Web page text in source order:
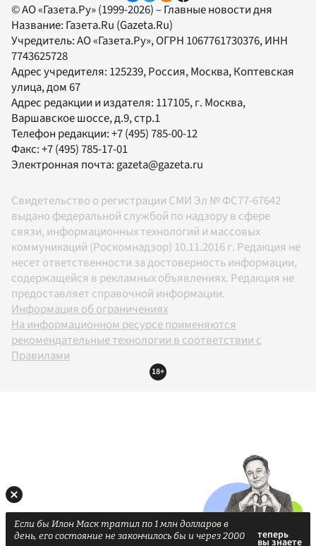
© АО «Газета.Ру» (1999-2026) – Главные новости дня
Название: Газета.Ru (Gazeta.Ru)
Учредитель:АО «Газета.Ру», ОГРН 1067761730376, ИНН
7743625728
Адрес учредителя: 125239, Россия, Москва, Коптевская
улица, дом 67
Адрес редакции и издателя: 117105, г. Москва,
Варшавское шоссе, д.9, стр.1
Телефон редакции:+7 (495) 785-00-12
Факс:+7 (495) 785-17-01
Электронная почта:gazeta@gazeta.ru
Свидетельство о регистрации СМИ Эл № ФС77-67642
выдано федеральной службой по надзору в сфере
связи, информационных технологий и массовых
коммуникаций (Роскомнадзор) 10.11.2016 г. Редакция не
несет ответственности за достоверность информации,
содержащейся в рекламных объявлениях. Редакция не
предоставляет справочной информации.
Информация об ограничениях
На информационном ресурсе применяются
рекомендательные технологии в соответствии с
Правилами
18+
Если бы Илон Маск тратил по 1 млн долларов в
день, его состояние не закончилось бы и через 2000